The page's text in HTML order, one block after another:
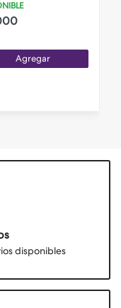
Agregar
disponibles